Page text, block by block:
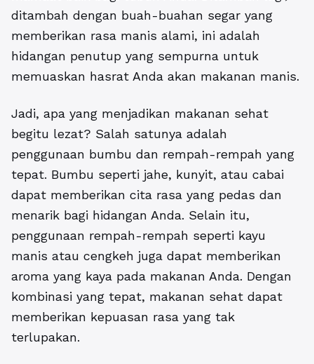
ditambah dengan buah-buahan segar yang
memberikan rasa manis alami, ini adalah
hidangan penutup yang sempurna untuk
memuaskan hasrat Anda akan makanan manis.
Jadi, apa yang menjadikan makanan sehat
begitu lezat? Salah satunya adalah
penggunaan bumbu dan rempah-rempah yang
tepat. Bumbu seperti jahe, kunyit, atau cabai
dapat memberikan cita rasa yang pedas dan
menarik bagi hidangan Anda. Selain itu,
penggunaan rempah-rempah seperti kayu
manis atau cengkeh juga dapat memberikan
aroma yang kaya pada makanan Anda. Dengan
kombinasi yang tepat, makanan sehat dapat
memberikan kepuasan rasa yang tak
terlupakan.